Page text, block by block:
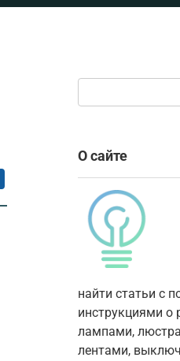
О сайте
найти статьи с
инструкциями о
лампами,
лентами,